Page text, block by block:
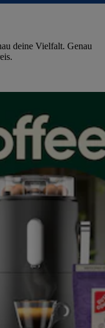
deine Vielfalt. Genau